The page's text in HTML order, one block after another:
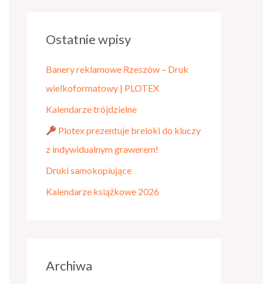
a
a
:
Ostatnie wpisy
Banery reklamowe Rzeszów – Druk
wielkoformatowy | PLOTEX
Kalendarze trójdzielne
Plotex prezentuje breloki do kluczy
z indywidualnym grawerem!
Druki samokopiujące
Kalendarze książkowe 2026
Archiwa